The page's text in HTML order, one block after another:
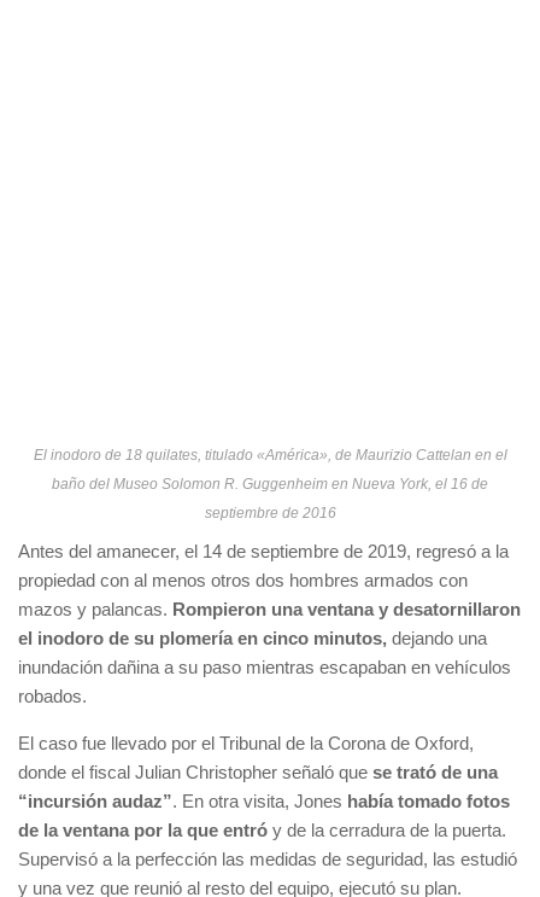
El inodoro de 18 quilates, titulado «América», de Maurizio Cattelan en el
baño del Museo Solomon R. Guggenheim en Nueva York, el 16 de
septiembre de 2016
Antes del amanecer, el 14 de septiembre de 2019, regresó a la
propiedad con al menos otros dos hombres armados con
mazos y palancas. Rompieron una ventana y desatornillaron
el inodoro de su plomería en cinco minutos, dejando una
inundación dañina a su paso mientras escapaban en vehículos
robados.
El caso fue llevado por el Tribunal de la Corona de Oxford,
donde el fiscal Julian Christopher señaló que se trató de una
“incursión audaz”. En otra visita, Jones había tomado fotos
de la ventana por la que entró y de la cerradura de la puerta.
Supervisó a la perfección las medidas de seguridad, las estudió
y una vez que reunió al resto del equipo, ejecutó su plan.